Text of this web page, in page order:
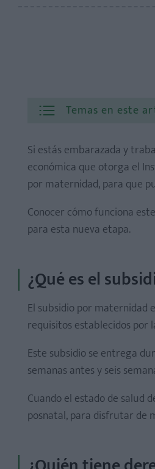
Temas en este
¿Sabías que...?
Si estás embarazada y
económica que otorga el
por maternidad, para que
Conocer cómo funciona
para esta nueva etapa.
¿Qué es el
El subsidio por maternidad
requisitos establecidos por
Este subsidio se entrega
semanas antes y seis
Cuando el estado de salud
posnatal, para disfrutar de